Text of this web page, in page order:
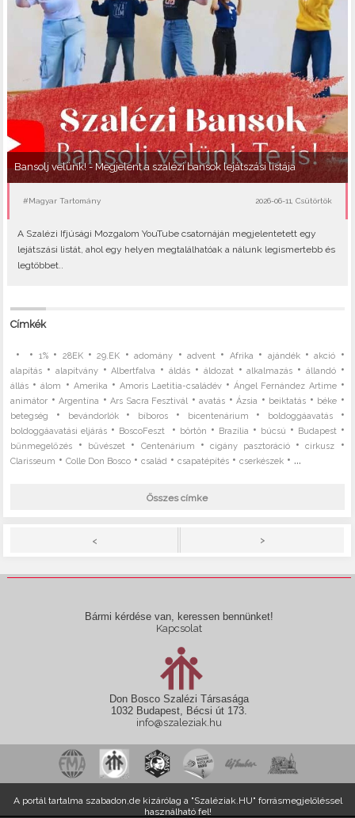
Bansolj velünk! - Megjelent a szalézi bansok lejátszási listája
#Magyar Tartomány 2026-06-11, Csütörtök
A Szalézi Ifjúsági Mozgalom YouTube csatornáján megjelentetett egy
lejátszási listát, ahol egy helyen megtalálhatóak a nálunk legismertebb és
legtöbbet..
Címkék
• • 1%• 28EK•29.EK •adomány •advent • Afrika • ajándék•akció •
alapítás • alapítvány•Albertfalva •áldás • áldozat•alkalmazás • állandó•
állás •álom • Amerika • Amoris Laetitia-családév •Ángel Fernández Artime•
animátor •Argentína •Ars Sacra Fesztivál •avatás •Ázsia • beiktatás • béke •
betegség • bevándorlók• bíboros • bicentenárium • boldoggáavatás•
boldoggáavatási eljárás • BoscoFeszt • börtön • Brazília • búcsú • Budapest•
bűnmegelőzés • bűvészet• Centenárium •cigány pasztoráció•cirkusz •
Clarisseum •Colle Don Bosco •család •csapatépítés •cserkészek • ...
Összes címke
< >
Bármi kérdése van, keressen bennünket!
Kapcsolat
Don Bosco Szalézi Társasága
1032 Budapest, Bécsi út 173.
info@szaleziak.hu
A portál tartalma szabadon,de kizárólag a "Szaléziak.HU" forrásmegjelöléssel
használható fel!